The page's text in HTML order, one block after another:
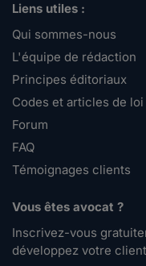
Liens utiles :
Qui sommes-nous
L'équipe de rédaction
Principes éditoriaux
Codes et articles de loi
Forum
FAQ
Témoignages clients
Vous êtes avocat ?
Inscrivez-vous
développez votre